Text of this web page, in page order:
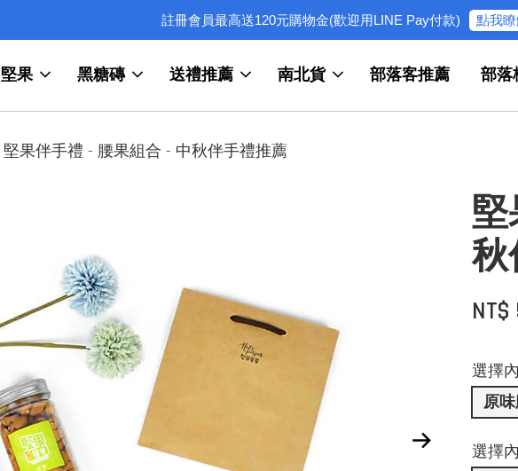
註冊會員最高送120元購物金(歡迎用LINE Pay付款) 點我
堅果 黑糖磚 送禮推薦 南北貨 部落客推薦 部落
堅果伴手禮 - 腰果組合 - 中秋伴手禮推薦
堅
NT$
選擇
原
選擇